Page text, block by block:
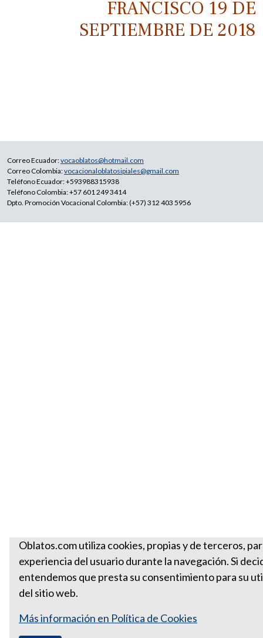
FRANCISCO 19 DE
SEPTIEMBRE DE 2018
Oblatos.com utiliza cookies, propias y de terceros,
experiencia del usuario durante la navegación. Si
entendemos que presta su consentimiento para su
del sitio web.
Más información en Política de Cookies
Correo Ecuador:vocaoblatos@hotmail.com
Correo Colombia:vocacionaloblatosipiales@gmail.com
Teléfono Ecuador: +593988315938
Teléfono Colombia: +57 601 249 3414
Dpto. Promoción Vocacional Colombia: (+57) 312 403 5956